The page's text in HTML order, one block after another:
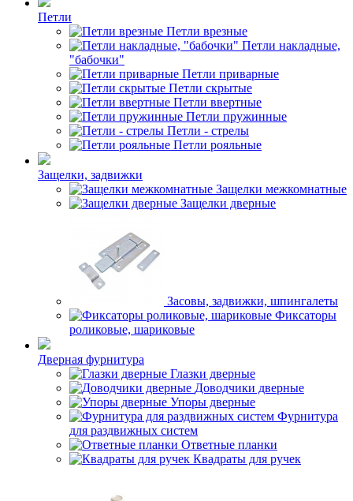
Петли
Петли врезные
Петли накладные,
"бабочки"
Петли приварные
Петли скрытые
Петли ввертные
Петли пружинные
Петли - стрелы
Петли рояльные
Защелки, задвижки
Защелки межкомнатные
Защелки дверные
Засовы, задвижки, шпингалеты
Фиксаторы
роликовые, шариковые
Дверная фурнитура
Глазки дверные
Доводчики дверные
Упоры дверные
Фурнитура
для раздвижных систем
Ответные планки
Квадраты для ручек